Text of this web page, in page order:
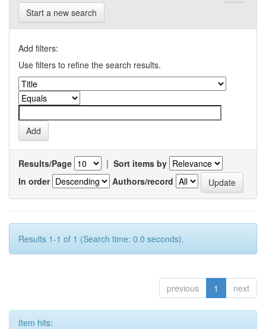
Start a new search
Add filters:
Use filters to refine the search results.
Results/Page | Sort items by
In order
Authors/record
Results 1-1 of 1 (Search time: 0.0 seconds).
previous 1 next
Item hits: